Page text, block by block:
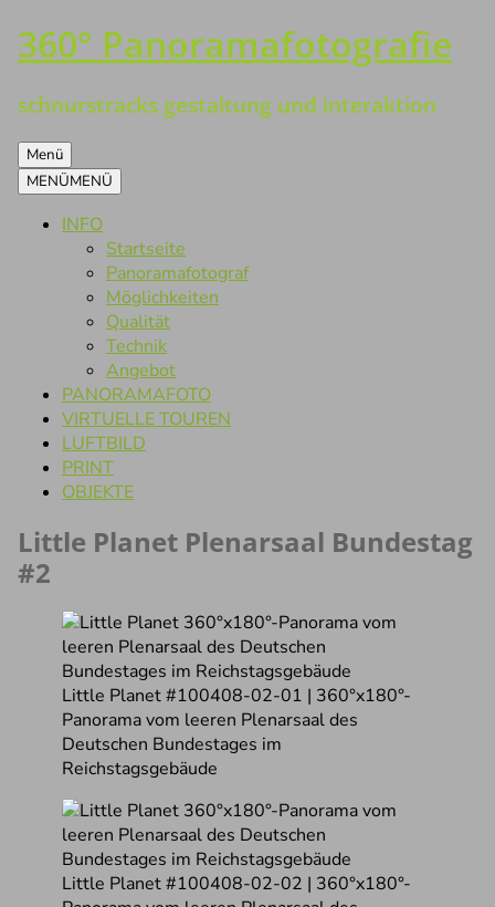
Zum
Inhalt
360° Panoramafotografie
schnurstracks gestaltung und interaktion
Menü
MENÜMENÜ
INFO
Startseite
Panoramafotograf
Möglichkeiten
Qualität
Technik
Angebot
PANORAMAFOTO
VIRTUELLE TOUREN
LUFTBILD
PRINT
OBJEKTE
Little Planet Plenarsaal Bundestag
#2
Little Planet #100408-02-01 | 360°x180°-
Panorama vom leeren Plenarsaal des
Deutschen Bundestages im
Reichstagsgebäude
Little Planet #100408-02-02 | 360°x180°-